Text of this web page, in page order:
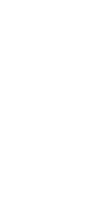
favorável, sem
direita. Segue
e motora. No